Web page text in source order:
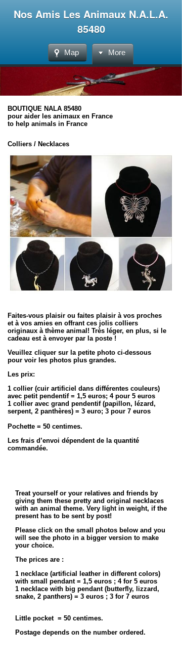
Nos Amis Les Animaux N.A.L.A.
85480
Map More
BOUTIQUE NALA 85480
pour aider les animaux en France
to help animals in France
Colliers / Necklaces
Faites-vous plaisir ou faites plaisir à vos proches
et à vos amies en offrant ces jolis colliers
originaux à thème animal! Très léger, en plus, si le
cadeau est à envoyer par la poste !
Veuillez cliquer sur la petite photo ci-dessous
pour voir les photos plus grandes.
Les prix:
1 collier (cuir artificiel dans différentes couleurs)
avec petit pendentif = 1,5 euros; 4 pour 5 euros
1 collier avec grand pendentif (papillon, lézard,
serpent, 2 panthères) = 3 euro; 3 pour 7 euros
Pochette = 50 centimes.
Les frais d’envoi dépendent de la quantité
commandée.
Treat yourself or your relatives and friends by
giving them these pretty and original necklaces
with an animal theme. Very light in weight, if the
present has to be sent by post!
Please click on the small photos below and you
will see the photo in a bigger version to make
your choice.
The prices are :
1 necklace (artificial leather in different colors)
with small pendant = 1,5 euros ; 4 for 5 euros
1 necklace with big pendant (butterfly, lizzard,
snake, 2 panthers) = 3 euros ; 3 for 7 euros
Little pocket = 50 centimes.
Postage depends on the number ordered.